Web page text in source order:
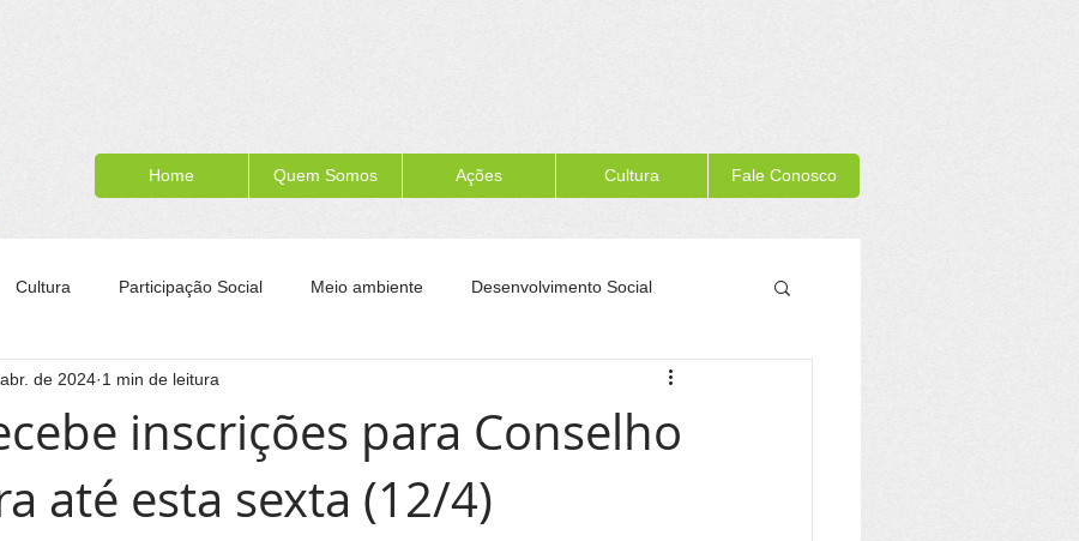
Home Quem Somos Ações Cultura Fale Conosco
Cultura Participação Social Meio ambiente Desenvolvimento Social
Formação para a cidadania Memória Itacaré
inscrições para Conselho
até esta sexta (12/4)
de 2024 1 min de leitura